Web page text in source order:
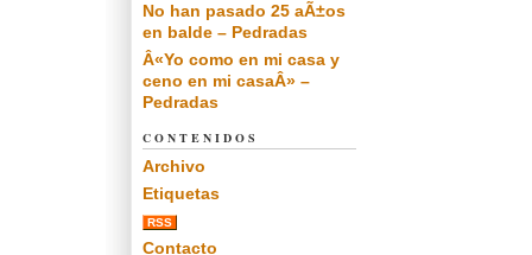
No han pasado 25 aÃ±os
en balde – Pedradas
Â«Yo como en mi casa y
ceno en mi casaÂ» –
Pedradas
CONTENIDOS
Archivo
Etiquetas
RSS
Contacto